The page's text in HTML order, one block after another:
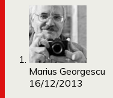
Marius Georgescu
16/12/2013